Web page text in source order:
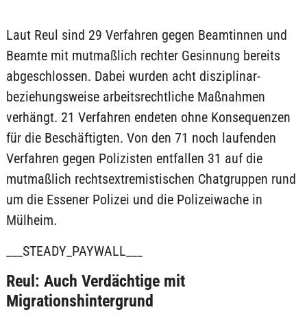
Laut Reul sind 29 Verfahren gegen Beamtinnen und
Beamte mit mutmaßlich rechter Gesinnung bereits
abgeschlossen. Dabei wurden acht disziplinar-
beziehungsweise arbeitsrechtliche Maßnahmen
verhängt. 21 Verfahren endeten ohne Konsequenzen
für die Beschäftigten. Von den 71 noch laufenden
Verfahren gegen Polizisten entfallen 31 auf die
mutmaßlich rechtsextremistischen Chatgruppen rund
um die Essener Polizei und die Polizeiwache in
Mülheim.
___STEADY_PAYWALL___
Reul: Auch Verdächtige mit
Migrationshintergrund